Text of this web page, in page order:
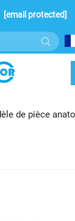
[email protected]
de pièce